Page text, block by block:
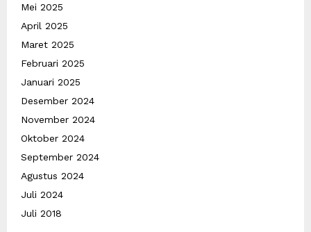
Mei 2025
April 2025
Maret 2025
Februari 2025
Januari 2025
Desember 2024
November 2024
Oktober 2024
September 2024
Agustus 2024
Juli 2024
Juli 2018